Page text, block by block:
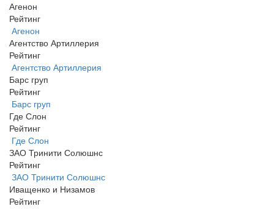
Агенон
Рейтинг
Агенон
Агентство Артиллерия
Рейтинг
Агентство Артиллерия
Барс груп
Рейтинг
Барс груп
Где Слон
Рейтинг
Где Слон
ЗАО Тринити Солюшнс
Рейтинг
ЗАО Тринити Солюшнс
Иващенко и Низамов
Рейтинг